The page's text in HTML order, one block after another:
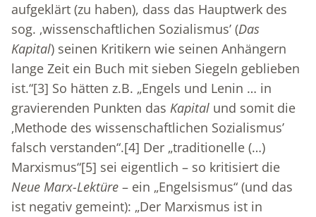
aufgeklärt (zu haben), dass das Hauptwerk des
sog. ‚wissenschaftlichen Sozialismus’ (Das
Kapital) seinen Kritikern wie seinen Anhängern
lange Zeit ein Buch mit sieben Siegeln geblieben
ist.“[3] So hätten z.B. „Engels und Lenin … in
gravierenden Punkten das Kapital und somit die
‚Methode des wissenschaftlichen Sozialismus’
falsch verstanden“.[4] Der „traditionelle (…)
Marxismus“[5] sei eigentlich – so kritisiert die
Neue Marx-Lektüre – ein „Engelsismus“ (und das
ist negativ gemeint): „Der Marxismus ist in